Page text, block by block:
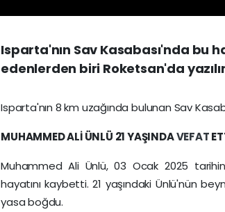
Isparta'nın Sav Kasabası'nda bu
edenlerden biri Roketsan'da
Isparta'nın 8 km uzağında bulunan Sav
MUHAMMED ALİ ÜNLÜ 21 YAŞINDAVEFAT
Muhammed Ali Ünlü, 03 Ocak 2025
hayatını kaybetti. 21 yaşındaki Ünlü'nün
yasa boğdu.